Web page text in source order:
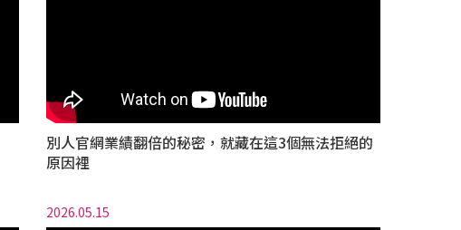
別人官網業績翻倍的秘密，就藏在這3個無法拒絕的
原因裡
2026.05.15